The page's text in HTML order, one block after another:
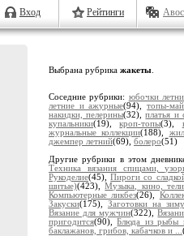
Вход Рейтинги
Выбрана рубрика жакеты
Соседние рубрики: юбочки
летние и ажурные(94),топы-
накидки, пелерины(32),платья и
купальники(19),кроп-топы(3),
журнальные коллекции(188),
джемпер летний(69), болеро(51)
Другие рубрики в этом
Техника вязания спицами,
Рукоделие(45),Пироги со
шитые)(423),Музыка, кино,
Компьютерные ликбез(26),
Закуски(175), Заготовки на зиму
Вязание для мужчин(322),
пригодится(90),Блюда из рыбы
баклажанов, грибов, кабачков и ...